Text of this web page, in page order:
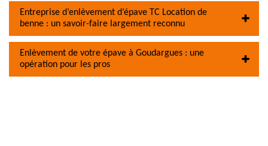
Entreprise d’enlèvement d’épave TC Location de
benne : un savoir-faire largement reconnu
Enlèvement de votre épave à Goudargues : une
opération pour les pros